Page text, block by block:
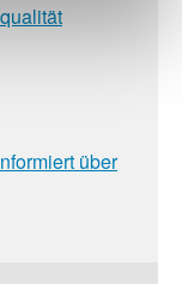
über